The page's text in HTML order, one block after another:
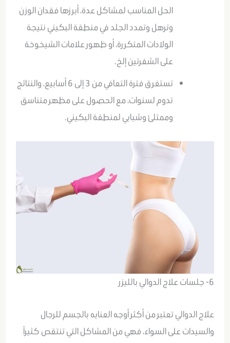
الحل المناسب لمشاكل عدة، أبرزها فقدان الوزن
وترهل وتمدد الجلد في منطقة البكيني نتيجة
الولادات المتكررة، أو ظهور علامات الشيخوخة
على الشفرتين إلخ.
تستغرق فترة التعافي من 3 إلى 6 أسابيع، والنتائج
تدوم لسنوات، مع الحصول على مظهر متناسق
وممتلئ وشبابي لمنطقة البكيني.
6- جلسات علاج الدوالي بالليزر
علاج الدوالي تعتبر من أكثر أوجه العنايه بالجسم للرجال
والسيدات على السواء، فهي من المشاكل التي تنتقص كثيراً